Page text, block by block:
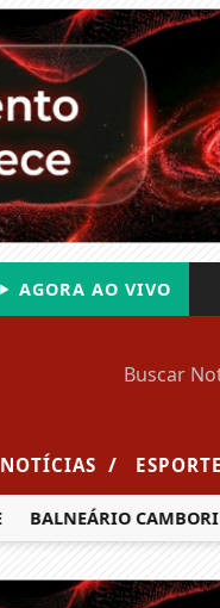
AGORA AO VIVO
NOTÍCIAS /
BALNEÁRIO CAMBORIÚ